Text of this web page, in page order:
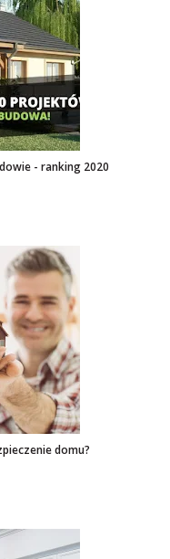
- ranking 2020
domu?